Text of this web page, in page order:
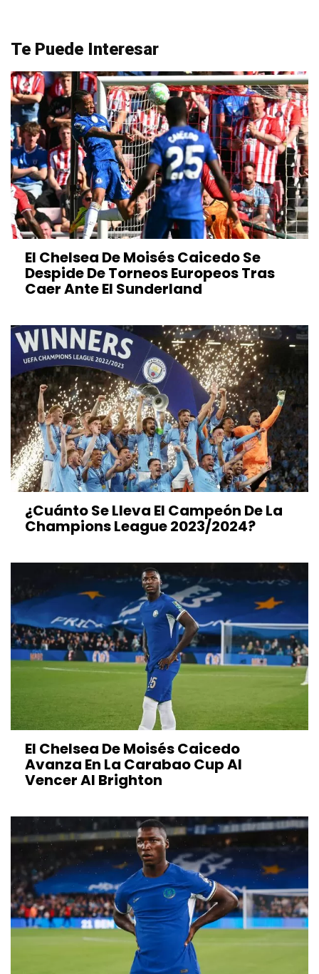
Te Puede Interesar
El Chelsea De Moisés Caicedo Se
Despide De Torneos Europeos Tras
Caer Ante El Sunderland
¿Cuánto Se Lleva El Campeón De La
Champions League 2023/2024?
El Chelsea De Moisés Caicedo
Avanza En La Carabao Cup Al
Vencer Al Brighton